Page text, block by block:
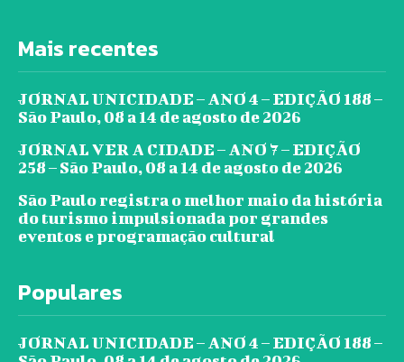
Mais recentes
JORNAL UNICIDADE – ANO 4 – EDIÇÃO 188 –
São Paulo, 08 a 14 de agosto de 2026
JORNAL VER A CIDADE – ANO 7 – EDIÇÃO
258 – São Paulo, 08 a 14 de agosto de 2026
São Paulo registra o melhor maio da história
do turismo impulsionada por grandes
eventos e programação cultural
Populares
JORNAL UNICIDADE – ANO 4 – EDIÇÃO 188 –